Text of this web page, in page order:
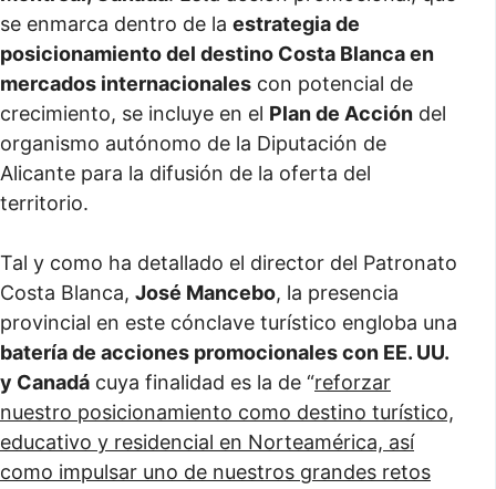
se enmarca dentro de la estrategia de
posicionamiento del destino Costa Blanca en
mercados internacionales con potencial de
crecimiento, se incluye en el Plan de Acción del
organismo autónomo de la Diputación de
Alicante para la difusión de la oferta del
territorio.
Tal y como ha detallado el director del Patronato
Costa Blanca, José Mancebo, la presencia
provincial en este cónclave turístico engloba una
batería de acciones promocionales con EE. UU.
y Canadá cuya finalidad es la de “reforzar
nuestro posicionamiento como destino turístico,
educativo y residencial en Norteamérica, así
como impulsar uno de nuestros grandes retos